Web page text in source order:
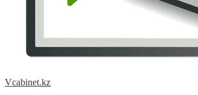
Vcabinet.kz